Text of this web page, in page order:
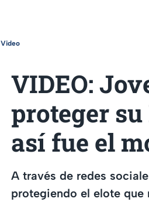
Video
VIDEO:
proteger
así fue el
A través de redes
protegiendo el elote